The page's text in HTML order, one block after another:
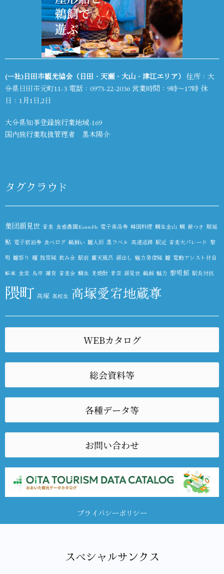
(一社)日田市観光協会（日田・天瀬・大山・津江エリア） 住所：大
分県日田市元町11-3 電話： 0973-22-2036 営業時間：9時～17時 休
日：1月1日,2日
大分県知事登録旅行業地域-169
国内旅行業取扱管理者 黒木陽介
タグクラウド
集団顔見世 音楽 食感農園KazetoNe 電子商品券 韓国料理 鯛生金山 鯛 餅つき 順延
鮎 電子宿泊券 食べログ 鵜飼い 雛人形 黒ラベル 高速道路 駅近 音楽大パレード 黎
明 雛祭り 麺 鼓笛隊 飲み会 駅前 露天風呂 顔出し 魅力発信隊 雛 電動アシスト付自
転車 食堂 鳥市 雑貨 音楽会 鯛生 麦焼酎 青空 顔見世 鵜飼 魅力 黎明館 駅長対抗
隈町 高塚 高校生 高塚愛宕地蔵尊
WEBカタログ
総会資料等
各種データ等
お問い合わせ
プライバシーポリシー
スペシャルサンクス